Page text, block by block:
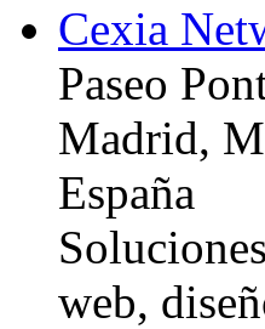
Cexia
Paseo
Madrid,
España
web,